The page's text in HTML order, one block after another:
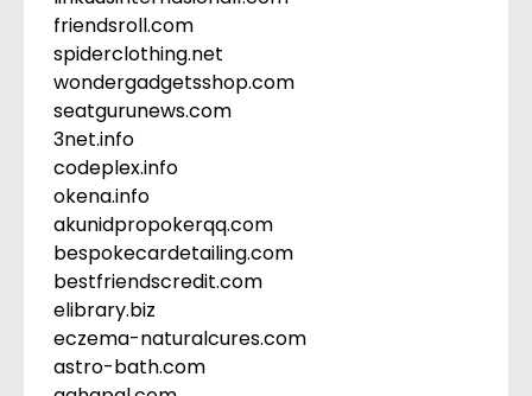
friendsroll.com
spiderclothing.net
wondergadgetsshop.com
seatgurunews.com
3net.info
codeplex.info
okena.info
akunidpropokerqq.com
bespokecardetailing.com
bestfriendscredit.com
elibrary.biz
eczema-naturalcures.com
astro-bath.com